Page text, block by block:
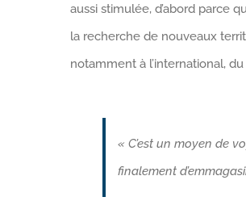
aussi stimulée, d’abord parce
la recherche de nouveaux
notamment à l’international,
« C’est un moyen de
finalement